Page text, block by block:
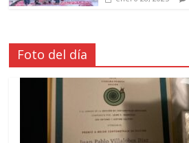
Foto del día